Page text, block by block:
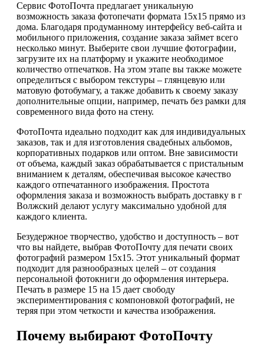
Сервис ФотоПочта предлагает уникальную
возможность заказа фотопечати формата 15х15 прямо из
дома. Благодаря продуманному интерфейсу веб-сайта и
мобильного приложения, создание заказа займет всего
несколько минут. Выберите свои лучшие фотографии,
загрузите их на платформу и укажите необходимое
количество отпечатков. На этом этапе вы также можете
определиться с выбором текстуры – глянцевую или
матовую фотобумагу, а также добавить к своему заказу
дополнительные опции, например, печать без рамки для
современного вида фото на стену.
ФотоПочта идеально подходит как для индивидуальных
заказов, так и для изготовления свадебных альбомов,
корпоративных подарков или оптом. Вне зависимости
от объема, каждый заказ обрабатывается с пристальным
вниманием к деталям, обеспечивая высокое качество
каждого отпечатанного изображения. Простота
оформления заказа и возможность выбрать доставку в г
Волжский делают услугу максимально удобной для
каждого клиента.
Безудержное творчество, удобство и доступность – вот
что вы найдете, выбрав ФотоПочту для печати своих
фотографий размером 15х15. Этот уникальный формат
подходит для разнообразных целей – от создания
персональной фотокниги до оформления интерьера.
Печать в размере 15 на 15 дает свободу
экспериментирования с компоновкой фотографий, не
теряя при этом четкости и качества изображения.
Почему выбирают ФотоПочту